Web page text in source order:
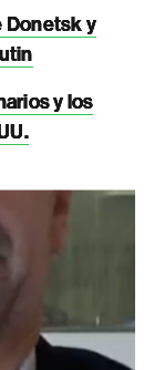
Donetsk y
y los